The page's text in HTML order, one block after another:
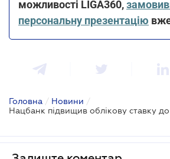
можливості LIGA360,
персональну презентацію
Головна / Новини /
Нацбанк підвищив облікову ставку до